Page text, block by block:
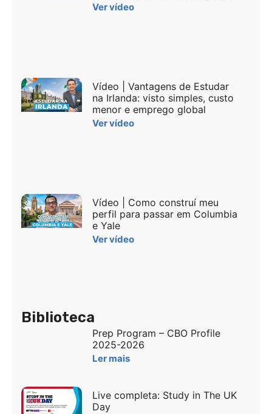
Ver vídeo
Vídeo | Vantagens de Estudar
na Irlanda: visto simples, custo
menor e emprego global
Ver vídeo
Vídeo | Como construí meu
perfil para passar em Columbia
e Yale
Ver vídeo
Biblioteca
Prep Program – CBO Profile
2025-2026
Ler mais
Live completa: Study in The UK
Day